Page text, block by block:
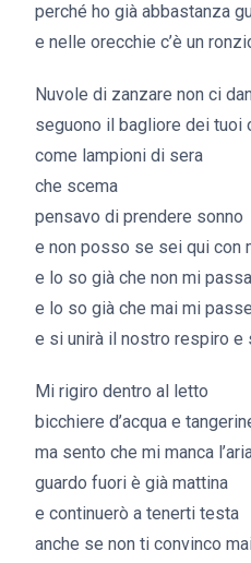
perché ho già abbastanza
e nelle orecchie c’è un
Nuvole di zanzare non ci
seguono il bagliore dei tuoi
come lampioni di sera
che scema
pensavo di prendere sonno
e non posso se sei qui con
e lo so già che non mi passa
e lo so già che mai mi
e si unirà il nostro respiro e
Mi rigiro dentro al letto
bicchiere d’acqua e
ma sento che mi manca
guardo fuori è già mattina
e continuerò a tenerti testa
anche se non ti convinco